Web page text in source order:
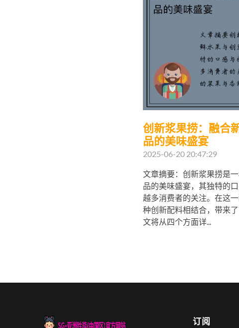
创新浆果捞：融合
品的美味盛宴
2025-06-20 20:47:29
文章摘要：创新浆果捞是
品的美味盛宴，其独特的
越多消费者的关注。在这
种创新配料相结合，带来
文将从四个方面详...
订阅